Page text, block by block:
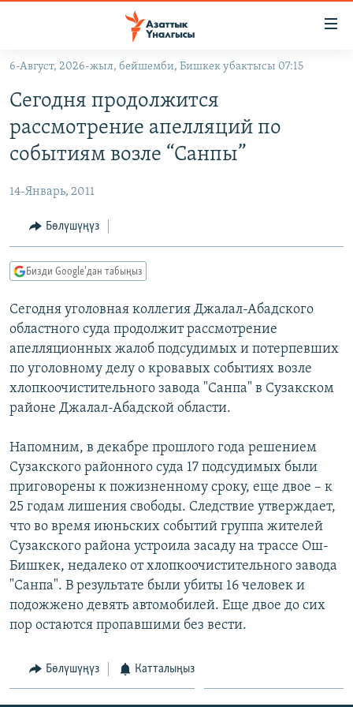
Навигацияга
өтүңүз
салыңыз
КЫРГЫЗСТАН
КЫРГЫЗСТАН
ЭКОНОМИКА
МАДАНИЯТ
ДҮЙНӨ
БОРБОР АЗИЯ
АТАЙЫН ИЛИКТӨӨ
ТВ ПРОГРАММАЛАР
ЭКСПЕРТТЕР ТАЛДАЙТ
БИЗ ЖАНА ДҮЙНӨ
ЭЖЕ-СИҢДИЛЕР
ӨЗГӨЧӨ ПИКИР
Русский
ОНЛАЙН ШЕРИНЕ
ЭЕ/АРнун бардык сайттары
6-Август, 2026-жыл, бейшемби, Бишкек убактысы 07:15
Сегодня продолжится
рассмотрение апелляций по
событиям возле “Санпы”
14-Январь, 2011
Бөлүшүңүз
Бизди Google'дан табыңыз
Сегодня уголовная коллегия Джалал-Абадского
областного суда продолжит рассмотрение
апелляционных жалоб подсудимых и потерпевших
по уголовному делу о кровавых событиях возле
хлопкоочистительного завода "Санпа" в Сузакском
районе Джалал-Абадской области.
Напомним, в декабре прошлого года решением
Сузакского районного суда 17 подсудимых были
приговорены к пожизненному сроку, еще двое – к
25 годам лишения свободы. Следствие утверждает,
что во время июньских событий группа жителей
Сузакского района устроила засаду на трассе Ош-
Бишкек, недалеко от хлопкоочистительного завода
"Санпа". В результате были убиты 16 человек и
подожжено девять автомобилей. Еще двое до сих
пор остаются пропавшими без вести.
Бөлүшүңүз Катталыңыз